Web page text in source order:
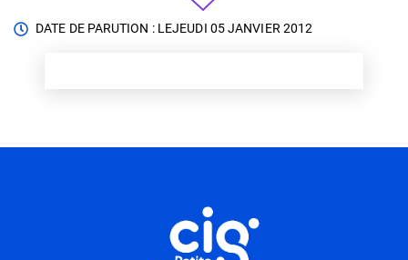
DATE DE PARUTION : LEJEUDI 05 JANVIER 2012